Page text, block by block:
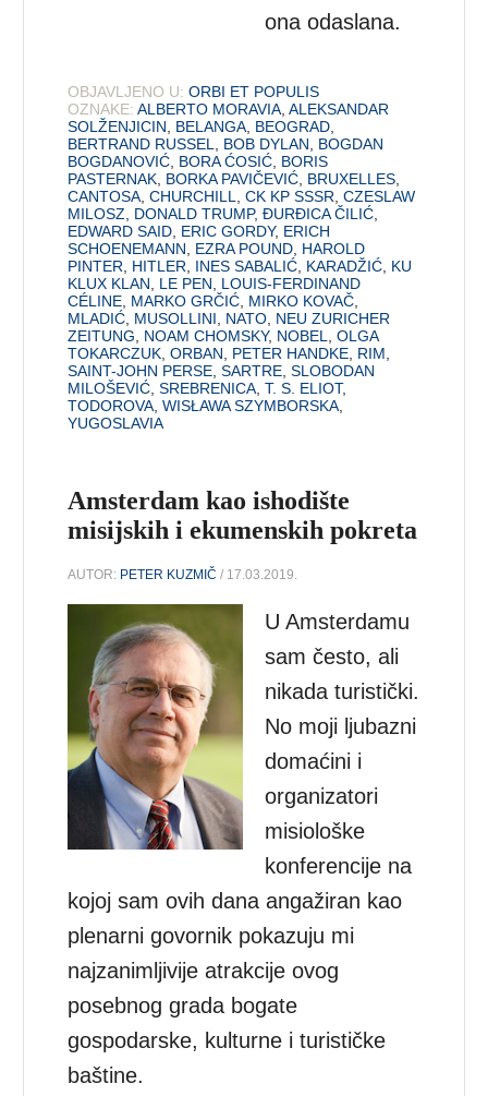
ona odaslana.
OBJAVLJENO U: ORBI ET POPULIS
OZNAKE: ALBERTO MORAVIA ,ALEKSANDAR
SOLŽENJICIN
BELANGA BEOGRAD
BERTRAND RUSSEL
BOB DYLAN
BOGDAN
BOGDANOVIĆ BORA ĆOSIĆ BORIS
PASTERNAK BORKA PAVIČEVIĆ BRUXELLES
CANTOSA ,CHURCHILL ,CK KP SSSR ,CZESLAW
MILOSZ
DONALD TRUMP,ĐURĐICA ČILIĆ
EDWARD SAID ERIC GORDY, ERICH
SCHOENEMANN
EZRA POUND HAROLD
PINTER
HITLER INES SABALIĆ KARADŽIĆ KU
KLUX KLAN
LE PEN
LOUIS-FERDINAND
CÉLINE MARKO GRČIĆ MIRKO KOVAČ
MLADIĆ MUSOLLINI NATO NEU ZURICHER
ZEITUNG
NOAM CHOMSKY, NOBEL ,OLGA
TOKARCZUK ,ORBAN PETER HANDKE RIM
SAINT-JOHN PERSE ,SARTRE ,SLOBODAN
MILOŠEVIĆ ,SREBRENICA ,T. S. ELIOT,
TODOROVA ,WISŁAWA SZYMBORSKA
YUGOSLAVIA
Amsterdam kao ishodište
misijskih i ekumenskih pokreta
AUTOR: PETER KUZMIČ / 17.03.2019.
U Amsterdamu
sam često, ali
nikada turistički.
No moji ljubazni
domaćini i
organizatori
misiološke
konferencije na
kojoj sam ovih dana angažiran kao
plenarni govornik pokazuju mi
najzanimljivije atrakcije ovog
posebnog grada bogate
gospodarske, kulturne i turističke
baštine.